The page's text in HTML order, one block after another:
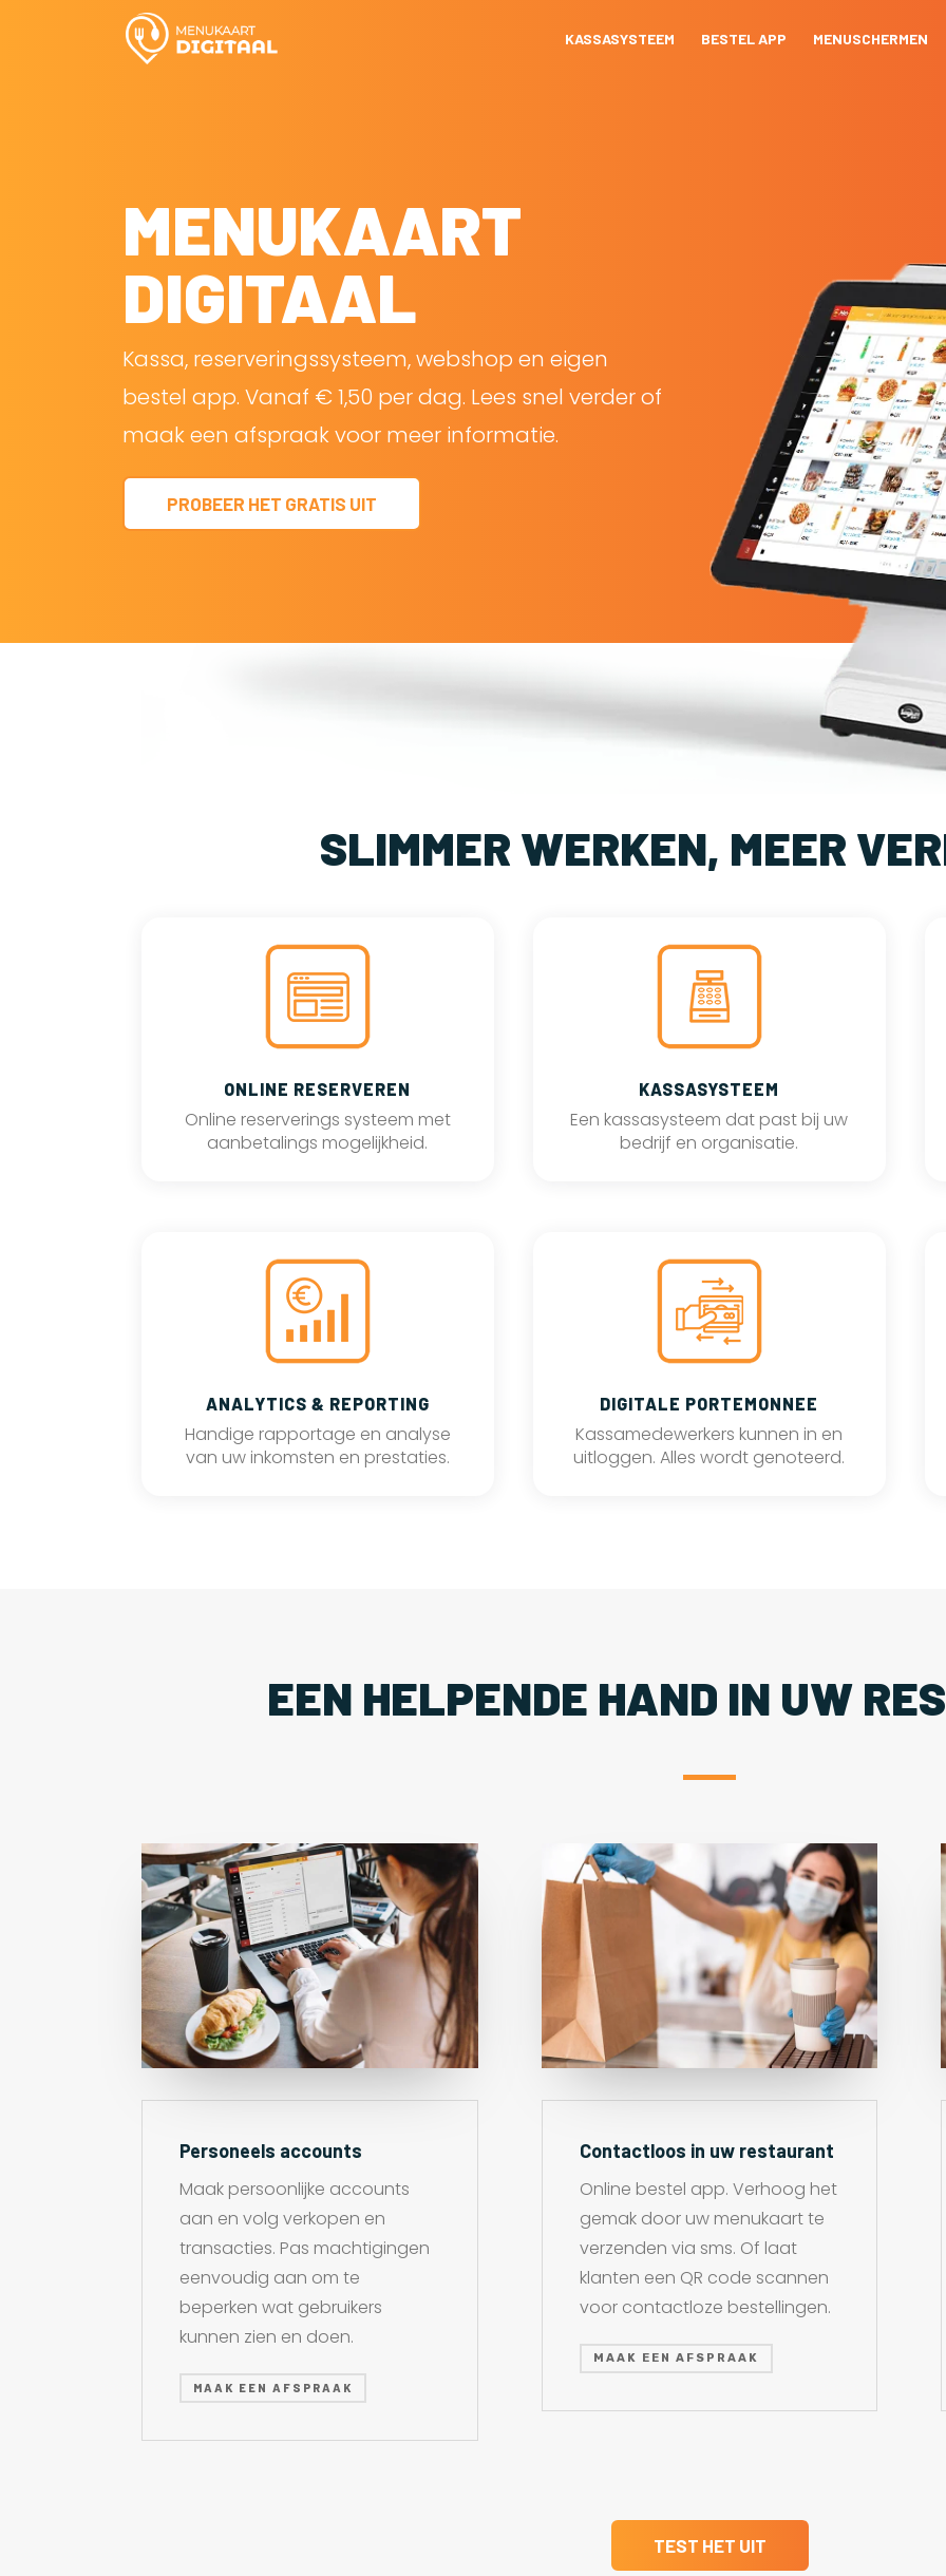
KASSASYSTEEM BESTEL APP MENUSCHERMEN
MENUKAART
DIGITAAL
Kassa, reserveringssysteem, webshop en eigen
bestel app. Vanaf € 1,50 per dag. Lees snel verder of
maak een afspraak voor meer informatie.
PROBEER HET GRATIS UIT
SLIMMER WERKEN, MEER
ONLINE RESERVEREN
Online reserverings systeem met
aanbetalings mogelijkheid.
KASSASYSTEEM
Een kassasysteem dat past bij uw
bedrijf en organisatie.
ANALYTICS & REPORTING
Handige rapportage en analyse
van uw inkomsten en prestaties.
DIGITALE PORTEMONNEE
Kassamedewerkers kunnen in en
uitloggen. Alles wordt genoteerd.
EEN HELPENDE HAND IN UW
Personeels accounts
Maak persoonlijke accounts
aan en volg verkopen en
transacties. Pas machtigingen
eenvoudig aan om te
beperken wat gebruikers
kunnen zien en doen.
MAAK EEN AFSPRAAK
Contactloos in uw restaurant
Online bestel app. Verhoog het
gemak door uw menukaart te
verzenden via sms. Of laat
klanten een QR code scannen
voor contactloze bestellingen.
MAAK EEN AFSPRAAK
TEST HET UIT